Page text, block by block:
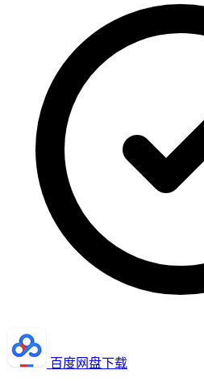
百度网盘下载